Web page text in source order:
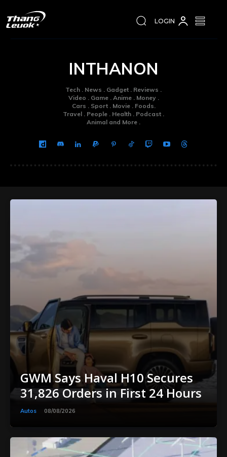
LOGIN
INTHANON
Tech . News . Gadget . Reviews .
Video . Game . Anime . Money .
Cars . Sport . Movie . Foods.
Travel . People . Health . Podcast .
Animal and More .
GWM Says Haval H10 Secures
31,826 Orders in First 24 Hours
Autos 08/08/2026